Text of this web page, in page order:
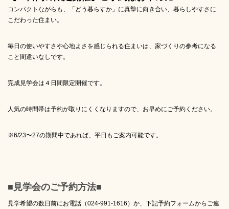
コンパクトながらも、「どう暮らすか」に真摯に向き合い、暮らしやすさに
こだわった住まい。
毎日の使いやすさや心地よさを感じられる住まいは、家づくりの参考になる
こと間違いなしです。
完成見学会は４日間限定開催です。
人気の時間帯は予約が取りにくくなりますので、お早めにご予約ください。
※6/23〜27の期間中であれば、平日もご案内可能です。
■見学会のご予約方法■
見学希望の数日前にお電話（024-991-1616）か、下記予約フォームからご連